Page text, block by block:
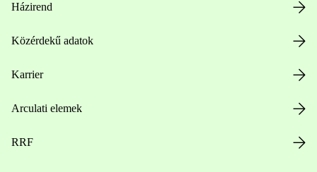
Házirend
Közérdekű adatok
Karrier
Arculati elemek
RRF